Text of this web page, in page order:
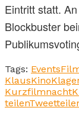
Eintritt statt.
Blockbuster
Tags: Events
KlausKino
Kurzfilmnacht
teilenTweet